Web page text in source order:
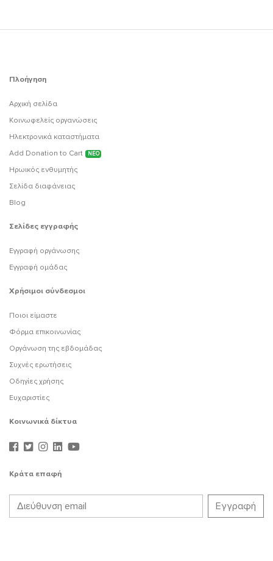
Πλοήγηση
Αρχική σελίδα
Κοινωφελείς οργανώσεις
Ηλεκτρονικά καταστήματα
Add Donation to Cart
ΝΕΟ
Ηρωικός ενθυμητής
Σελίδα διαφάνειας
Blog
Σελίδες εγγραφής
Εγγραφή οργάνωσης
Εγγραφή ομάδας
Χρήσιμοι σύνδεσμοι
Ποιοι είμαστε
Φόρμα επικοινωνίας
Οργάνωση της εβδομάδας
Συχνές ερωτήσεις
Οδηγίες χρήσης
Ευχαριστίες
Κοινωνικά δίκτυα
Κράτα επαφή